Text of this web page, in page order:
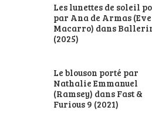
Les lunettes de soleil
par Ana de Armas (Eve
Macarro) dans
(2025)
Le blouson porté par
Nathalie Emmanuel
(Ramsey) dans Fast &
Furious 9 (2021)